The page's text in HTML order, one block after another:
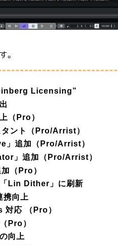
。
Licensing”
（Pro）
ント（Pro/Arrist）
」追加（Pro/Arrist）
」追加（Pro/Arrist）
（Pro）
Lin Dither」に刷新
携向上
応 （Pro）
Pro）
向上